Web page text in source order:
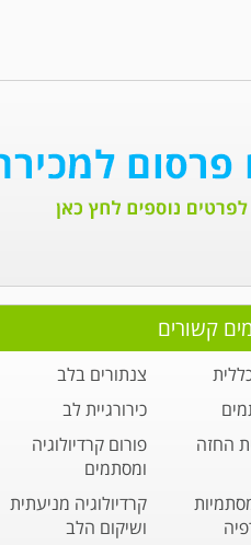
קשורים
צנתורים בלב
כירורגיית לב
החזה
פורום קרדיולוגיה
ומסתמים
קרדיולוגיה מניעתית
ושיקום הלב